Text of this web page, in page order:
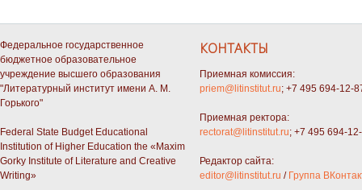
Федеральное государственное
бюджетное образовательное
учреждение высшего образования
"Литературный институт имени А. М.
Горького"
Federal State Budget Educational
Institution of Higher Education the «Maxim
Gorky Institute of Literature and Creative
Writing»
КОНТАКТЫ
Приемная комиссия:
priem@litinstitut.ru; +7 495 694-12-
Приемная ректора:
rectorat@litinstitut.ru; +7 495 694-
Редактор сайта:
editor@litinstitut.ru / Группа